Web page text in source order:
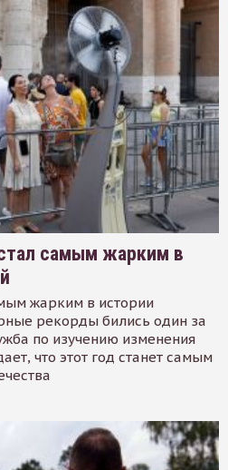
самым жарким в
жарким в истории
рекорды бились один за
по изучению изменения
что этот год станет самым